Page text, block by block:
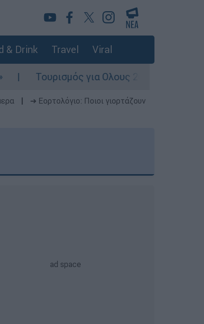
& Drink Travel Viral
για Ολους 2026-2027: Τα SOS για να
➔ Εορτολόγιο: Ποιοι γιορτάζουν